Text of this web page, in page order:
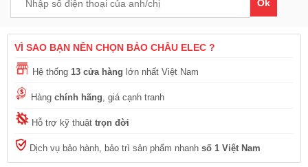
Ok
VÌ SAO BẠN NÊN CHỌN BẢO CHÂU ELEC ?
Hệ thống 13 cửa hàng lớn nhất Việt Nam
Hàng chính hãng, giá cạnh tranh
Hỗ trợ kỹ thuật trọn đời
Dịch vụ bảo hành, bảo trì sản phẩm nhanh số 1 Việt Nam